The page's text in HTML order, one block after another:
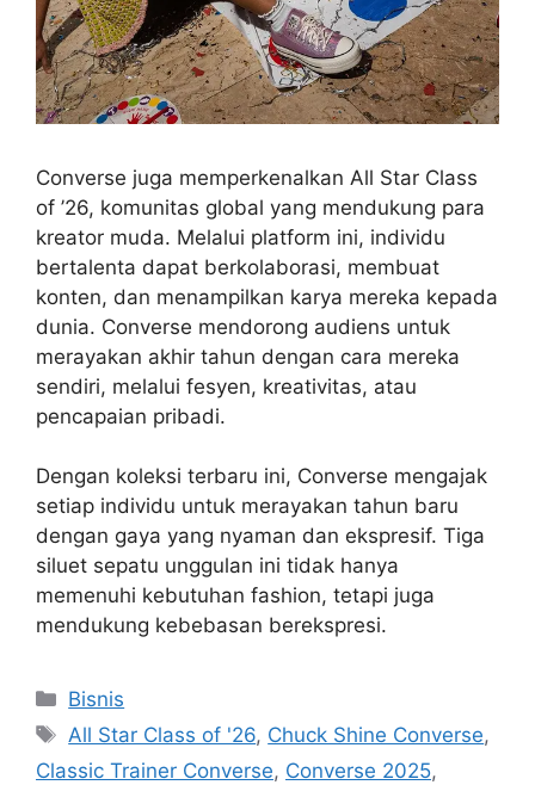
Converse juga memperkenalkan All Star Class
of ’26, komunitas global yang mendukung para
kreator muda. Melalui platform ini, individu
bertalenta dapat berkolaborasi, membuat
konten, dan menampilkan karya mereka kepada
dunia. Converse mendorong audiens untuk
merayakan akhir tahun dengan cara mereka
sendiri, melalui fesyen, kreativitas, atau
pencapaian pribadi.
Dengan koleksi terbaru ini, Converse mengajak
setiap individu untuk merayakan tahun baru
dengan gaya yang nyaman dan ekspresif. Tiga
siluet sepatu unggulan ini tidak hanya
memenuhi kebutuhan fashion, tetapi juga
mendukung kebebasan berekspresi.
Categories
Bisnis
Tags
All Star Class of '26, Chuck Shine Converse,
Classic Trainer Converse, Converse 2025,